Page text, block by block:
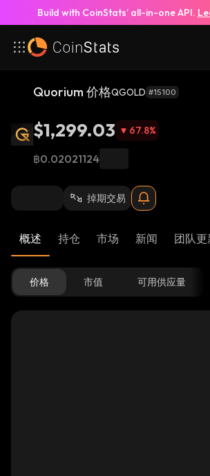
Build with CoinStats’ all-in-one API.
Quorium 价格QGOLD #15100
$1,299.03 67.8%
฿0.02021124
掉期交易
概述 持仓 市场 新闻 团队更
价格 市值 可用供应量